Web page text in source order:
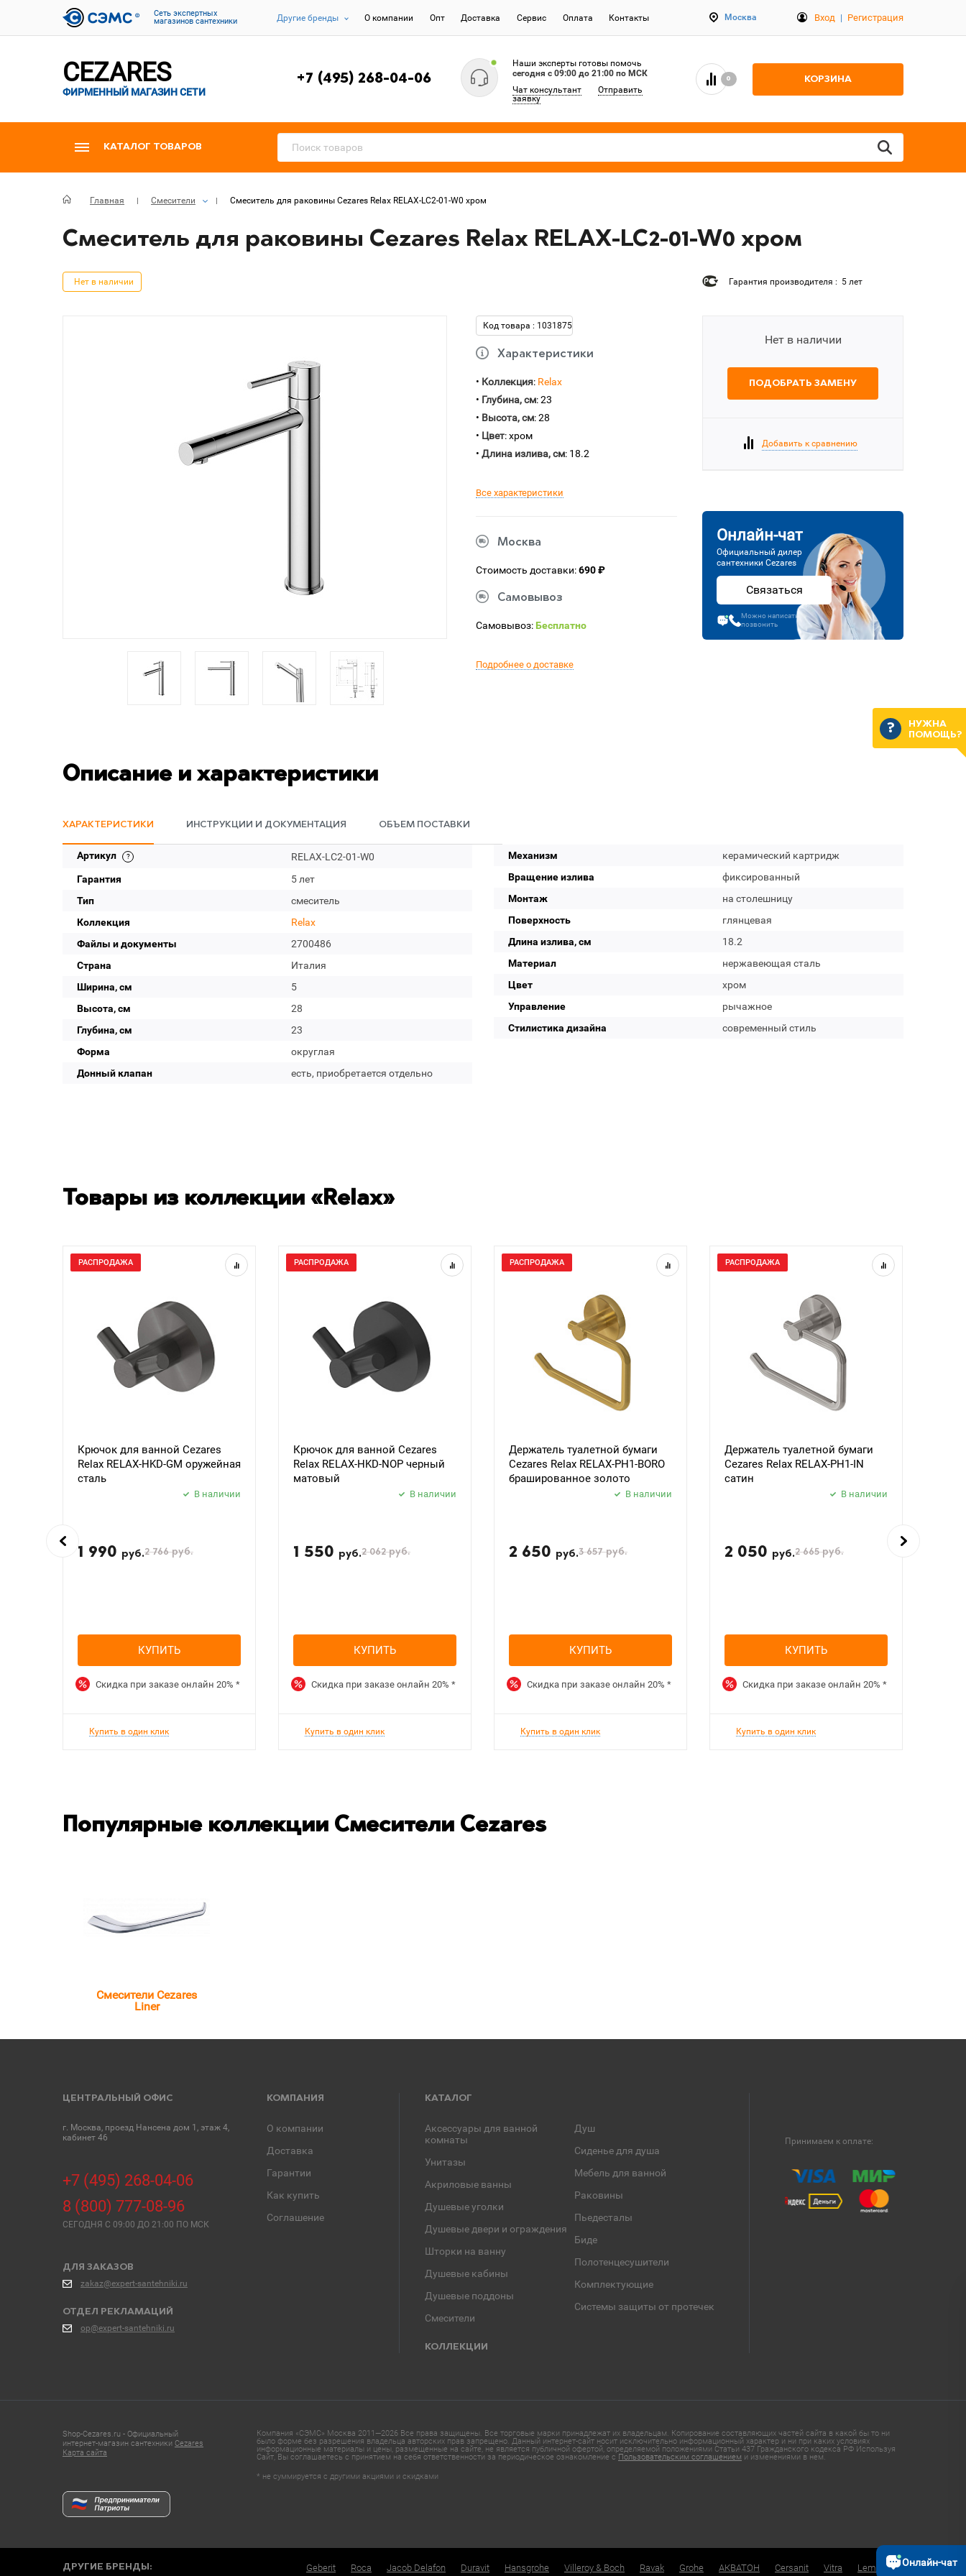
Cеть экспертных
магазинов сантехники
Другие бренды О компании Опт Доставка Сервис Оплата Контакты Москва Вход | Регистрация
CEZARES
ФИРМЕННЫЙ МАГАЗИН СЕТИ
+7 (495) 268-04-06
Наши эксперты готовы помочь
сегодня c 09:00 до 21:00 по МСК
Чат консультант
Отправить
заявку
0 КОРЗИНА
КАТАЛОГ ТОВАРОВ
Главная Смесители Смеситель для раковины Cezares Relax RELAX-LC2-01-W0 хром
Смеситель для раковины Cezares Relax RELAX-LC2-01-W0 хром
Нет в наличии Гарантия производителя : 5 лет
Код товара : 1031875
Характеристики
• Коллекция: Relax
• Глубина, см: 23
• Высота, см: 28
• Цвет: хром
• Длина излива, см: 18.2
Все характеристики
Москва
Стоимость доставки:690 ₽
Самовывоз
Самовывоз:Бесплатно
Подробнее о доставке
Нет в наличии
ПОДОБРАТЬ ЗАМЕНУ
Добавить к сравнению
Онлайн-чат
Официальный дилер
сантехники Cezares
Связаться
Можно написать или
позвонить
Описание и характеристики
ХАРАКТЕРИСТИКИ ИНСТРУКЦИИ И ДОКУМЕНТАЦИЯ ОБЪЕМ ПОСТАВКИ
Артикул
RELAX-LC2-01-W0
Гарантия
5 лет
Тип
смеситель
Коллекция
Relax
Файлы и документы
2700486
Страна
Италия
Ширина, см
5
Высота, см
28
Глубина, см
23
Форма
округлая
Донный клапан
есть, приобретается отдельно
Механизм
керамический картридж
Вращение излива
фиксированный
Монтаж
на столешницу
Поверхность
глянцевая
Длина излива, см
18.2
Материал
нержавеющая сталь
Цвет
хром
Управление
рычажное
Стилистика дизайна
современный стиль
Товары из коллекции «Relax»
РАСПРОДАЖА
Крючок для ванной Cezares
Relax RELAX-HKD-GM оружейная
сталь
В наличии
1 990 руб.2 766руб.
КУПИТЬ
Скидка при заказе онлайн 20% *
Купить в один клик
РАСПРОДАЖА
Крючок для ванной Cezares
Relax RELAX-HKD-NOP черный
матовый
В наличии
1 550 руб.2 062руб.
КУПИТЬ
Скидка при заказе онлайн 20% *
Купить в один клик
РАСПРОДАЖА
Держатель туалетной бумаги
Cezares Relax RELAX-PH1-BORO
брашированное золото
В наличии
2 650 руб.3 657руб.
КУПИТЬ
Скидка при заказе онлайн 20% *
Купить в один клик
РАСПРОДАЖА
Держатель туалетной бумаги
Cezares Relax RELAX-PH1-IN
сатин
В наличии
2 050 руб.2 665руб.
КУПИТЬ
Скидка при заказе онлайн 20% *
Купить в один клик
Популярные коллекции Смесители Cezares
Смесители Cezares
Liner
ЦЕНТРАЛЬНЫЙ ОФИС
г. Москва, проезд Нансена дом 1, этаж 4,
кабинет 46
+7 (495) 268-04-06
8 (800) 777-08-96
СЕГОДНЯ C 09:00 ДО 21:00 ПО МСК
ДЛЯ ЗАКАЗОВ
zakaz@expert-santehniki.ru
ОТДЕЛ РЕКЛАМАЦИЙ
op@expert-santehniki.ru
КОМПАНИЯ
О компании
Доставка
Гарантии
Как купить
Соглашение
КАТАЛОГ
Аксессуары для ванной
комнаты
Унитазы
Акриловые ванны
Душевые уголки
Душевые двери и ограждения
Шторки на ванну
Душевые кабины
Душевые поддоны
Смесители
Душ
Сиденье для душа
Мебель для ванной
Раковины
Пьедесталы
Биде
Полотенцесушители
Комплектующие
Системы защиты от протечек
КОЛЛЕКЦИИ
Принимаем к оплате:
Shop-Cezares.ru - Официальный
интернет-магазин сантехники Cezares
Карта сайта
Компания «СЭМС» Москва 2011—2026 Все права защищены. Все торговые марки принадлежат их владельцам. Копирование составляющих частей сайта в какой бы то ни
было форме без разрешения владельца авторских прав запрещено. Данный интернет-сайт носит исключительно информационный характер и ни при каких условиях
информационные материалы и цены, размещенные на сайте, не является публичной офертой, определяемой положениями Статьи 437 Гражданского кодекса РФ Используя
Сайт, Вы соглашаетесь с принятием на себя ответственности за периодическое ознакомление с Пользовательским соглашением и изменениями в нем.
* не суммируется с другими акциями и скидками
ДРУГИЕ БРЕНДЫ: Geberit Roca Jacob Delafon Duravit Hansgrohe Villeroy & Boch Ravak Grohe АКВАТОН Cersanit Vitra Lemark
НУЖНА
ПОМОЩЬ?
Онлайн-чат